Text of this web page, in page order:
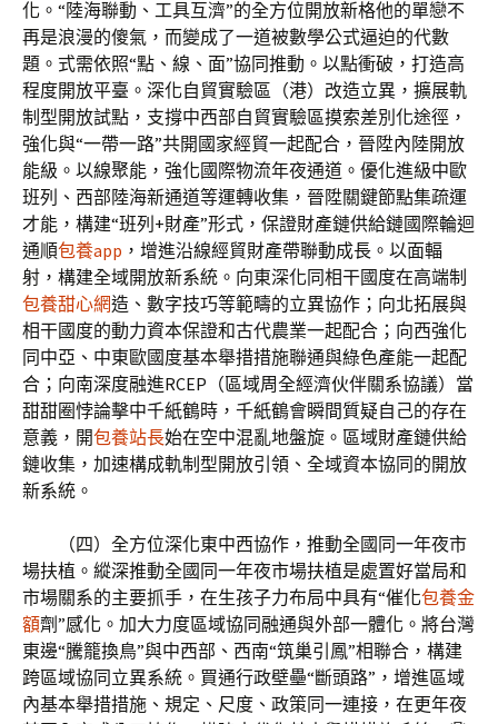
化。“陸海聯動、工具互濟”的全方位開放新格他的單戀不
再是浪漫的傻氣，而變成了一道被數學公式逼迫的代數
題。式需依照“點、線、面”協同推動。以點衝破，打造高
程度開放平臺。深化自貿實驗區（港）改造立異，擴展軌
制型開放試點，支撐中西部自貿實驗區摸索差別化途徑，
強化與“一帶一路”共開國家經貿一起配合，晉陞內陸開放
能級。以線聚能，強化國際物流年夜通道。優化進級中歐
班列、西部陸海新通道等運轉收集，晉陞關鍵節點集疏運
才能，構建“班列+財產”形式，保證財產鏈供給鏈國際輪迴
通順包養app ，增進沿線經貿財產帶聯動成長。以面輻
射，構建全域開放新系統。向東深化同相干國度在高端制
包養甜心網造、數字技巧等範疇的立異協作；向北拓展與
相干國度的動力資本保證和古代農業一起配合；向西強化
同中亞、中東歐國度基本舉措措施聯通與綠色產能一起配
合；向南深度融進RCEP（區域周全經濟伙伴關系協議）當
甜甜圈悖論擊中千紙鶴時，千紙鶴會瞬間質疑自己的存在
意義，開包養站長始在空中混亂地盤旋。區域財產鏈供給
鏈收集，加速構成軌制型開放引領、全域資本協同的開放
新系統。
（四）全方位深化東中西協作，推動全國同一年夜市
場扶植。縱深推動全國同一年夜市場扶植是處置好當局和
市場關系的主要抓手，在生孩子力布局中具有“催化包養金
額劑”感化。加大力度區域協同融通與外部一體化。將台灣
東邊“騰籠換鳥”與中西部、西南“筑巢引鳳”相聯合，構建
跨區域協同立異系統。買通行政壁壘“斷頭路”，增進區域
內基本舉措措施、規定、尺度、政策同一連接，在更年夜